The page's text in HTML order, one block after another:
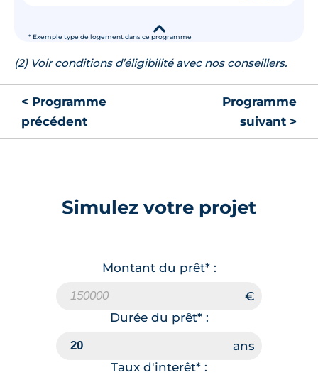
* Exemple type de logement dans ce programme
▾
(2) Voir conditions d’éligibilité avec nos conseillers.
< Programme
précédent
Programme
suivant >
Simulez votre projet
Montant du prêt* :
Durée du prêt* :
Taux d'interêt* :